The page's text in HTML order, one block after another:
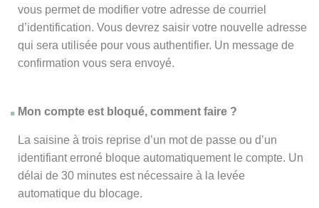
vous permet de modifier votre adresse de courriel
d’identification. Vous devrez saisir votre nouvelle adresse
qui sera utilisée pour vous authentifier. Un message de
confirmation vous sera envoyé.
Mon compte est bloqué, comment faire ?
La saisine à trois reprise d’un mot de passe ou d’un
identifiant erroné bloque automatiquement le compte. Un
délai de 30 minutes est nécessaire à la levée
automatique du blocage.